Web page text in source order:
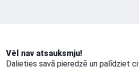
Vēl nav atsauksmju!
Dalieties savā pieredzē un palīdziet